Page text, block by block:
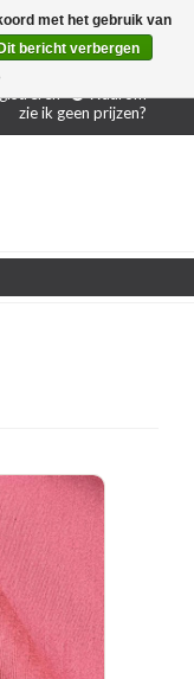
250,-
Gratis
Waarom
zie ik geen prijzen?
met het gebruik van
Dit bericht verbergen